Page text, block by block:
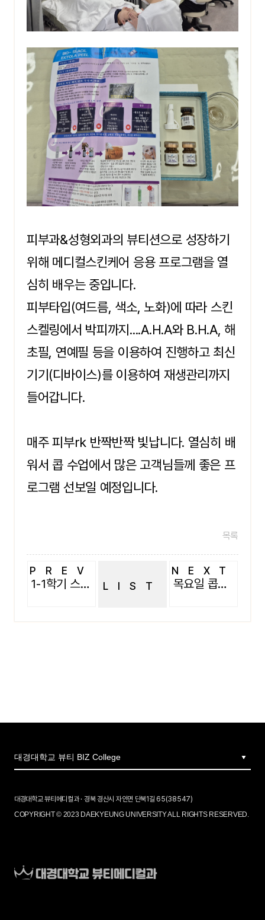
피부과&성형외과의 뷰티션으로 성장하기
위해 메디컬스킨케어 응용 프로그램을 열
심히 배우는 중입니다.
피부타입(여드름, 색소, 노화)에 따라 스킨
스켈링에서 박피까지....A.H.A와 B.H.A, 해
초필, 연예필 등을 이용하여 진행하고 최신
기기(디바이스)를 이용하여 재생관리까지
들어갑니다.
매주 피부rk 반짝반짝 빛납니다. 열심히 배
워서 콥 수업에서 많은 고객님들께 좋은 프
로그램 선보일 예정입니다.
목록
PREV
1-1학기 스킨케어실습1 LIST
NEXT
목요일 콥수업
대경대학교 뷰티메디컬과 · 경북 경산시 자인면 단북1길 65(38547)
COPYRIGHT © 2023 DAEKYEUNG UNIVERSITY ALL RIGHTS RESERVED.